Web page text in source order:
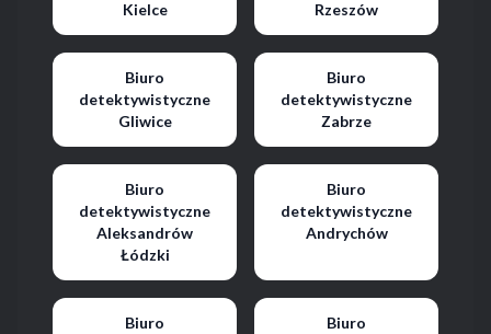
Kielce
Rzeszów
Biuro
detektywistyczne
Gliwice
Biuro
detektywistyczne
Zabrze
Biuro
detektywistyczne
Aleksandrów
Łódzki
Biuro
detektywistyczne
Andrychów
Biuro
Biuro